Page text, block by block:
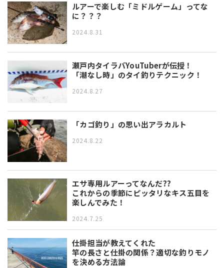
ルアーで楽しむ「ミドルゲーム」ってな
に？？？
2024.8.31
瀬戸内タイラバYouTuberが伝授！
「潮なし時」のタイ釣りテクニック！
2024.8.27
「カゴ釣り」の思い出アラカルト
2024.8.22
エサ専用ルアーってなんだ??
これからの季節にピッタリなキス五目を
楽しんでみた！
2024.7.25
仕掛担当が教えてくれた
竿の長さと仕掛の関係？適切な釣りモノ
を決める方法論